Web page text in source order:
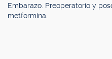
Embarazo. Preoperatorio y
metformina.